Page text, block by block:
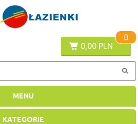
0,00 PLN
0
MENU
KATEGORIE